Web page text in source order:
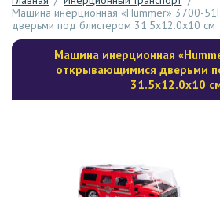
Машина инерционная «Hummer» 3700-
дверьми под блистером 31.5х12.0х10 см
Машина инерционная
открывающимися дверьми
31.5х12.0х10